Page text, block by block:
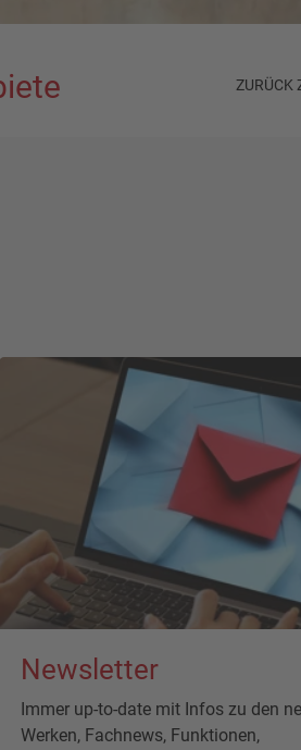
ZURÜCK
Newsletter
Immer up-to-date mit Infos zu den
Werken, Fachnews, Funktionen,